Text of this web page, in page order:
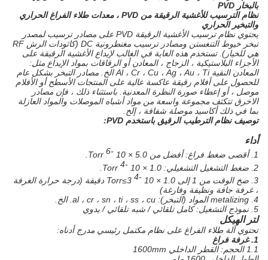
بالبخار PVD
نظام الترسيب للأغشية الرقيقة من PVD ، معدات طلاء الفراغ الحراري
والتبخير الحراري
يحتوي نظام ترسيب الأغشية الرقيقة PVD على مصادر ترسيب لمصدر
تبخر خيوط التنغستن ومصادر ترسيب مغنطرونية DC (كاثودات الرش RF
هي للخيار). تستخدم هذه الغاية في الغالب لإيداع الأغشية الرقيقة على
الأجزاء البلاستيكية ، الزجاج ، المعادن أو الرقاقات بمواد الإيداع مثل:
المعادن النقية Al ، Cr ، Cu ، Ag ، Au ، Ti الخ. مصادر التبخر بشكل عام
للحصول على أفلام رقيقة عاكسة عالية على المنتجات الأسطح أو الأفلام
موصل ، أو إعطاء صورة النظرة المعدنية. باستثناء ذلك ، فإن مصادر
الاخرق تتكثف مجموعة واسعة من مواد أشباه الموصلات والمواد العازلة
بما في ذلك أكاسيد موصلة شفافة ، إلخ.
توصيف نظام الترطيب الرقيق باستخدم PVD:
أداء
-6
Torr.
2. ضغط التشغيل التشغيلي: 1.0 × 10
-4
Torr.
3. ضخ الوقت من 1 إلى 1.0 × 10
-4
Torr≤3 دقيقة (درجة حرارة الغرفة
، غرفة جافة ونظيفة وفارغة)
4. metalizing المواد (التبخر): al ، cr ، sn ، ti ، ss ، cu. الخ.
5. نموذج التشغيل: كامل تلقائي / شبه تلقائي / يدوي
لتر الهيكل
تحتوي آلة طلاء الفراغ على نظام مكتمل رئيسي مدرج أدناه:
1.1 الحجم: القطر الداخلي 1600mm